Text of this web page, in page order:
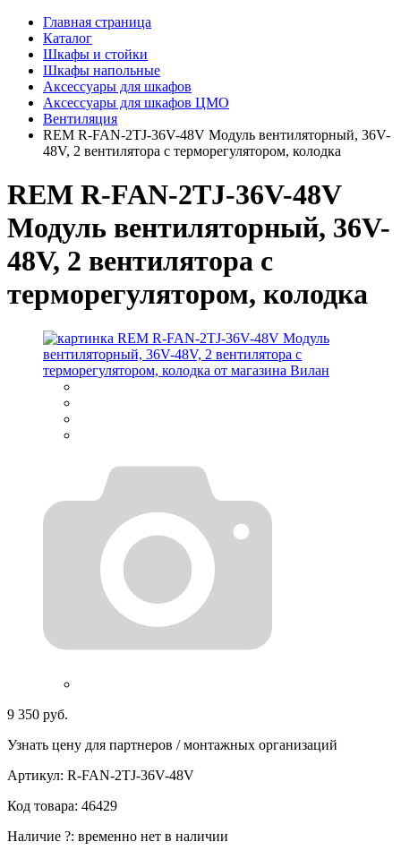
Главная страница
Каталог
Шкафы и стойки
Шкафы напольные
Аксессуары для шкафов
Аксессуары для шкафов ЦМО
Вентиляция
REM R-FAN-2TJ-36V-48V Модуль вентиляторный, 36V-
48V, 2 вентилятора с терморегулятором, колодка
REM R-FAN-2TJ-36V-48V
Модуль вентиляторный, 36V-
48V, 2 вентилятора с
терморегулятором, колодка
9 350 руб.
Узнать цену для партнеров / монтажных организаций
Артикул: R-FAN-2TJ-36V-48V
Код товара: 46429
Наличие ?: временно нет в наличии